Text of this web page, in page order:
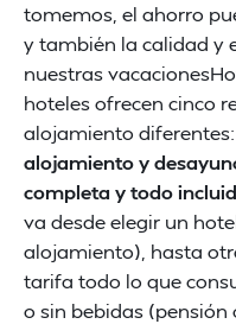
tomemos, el ahorro
y también la calidad y
nuestras
hoteles ofrecen cinco
alojamiento diferentes:
alojamiento y
completa y todo
va desde elegir un
alojamiento), hasta
tarifa todo lo que
o sin bebidas